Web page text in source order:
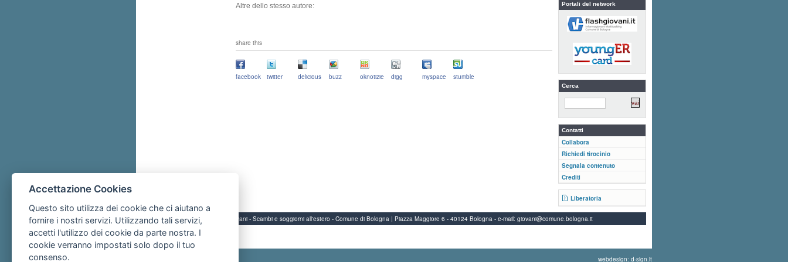
Altre dello stesso autore:
share this
facebook twitter delicious buzz oknotizie digg myspace stumble
Portali del network
Cerca
Contatti
Collabora
Richiedi tirocinio
Segnala contenuto
Crediti
Liberatoria
Servizi per i giovani - Scambi e soggiorni all'estero - Comune di Bologna | Piazza Maggiore 6 - 40124 Bologna - e-mail: giovani@comune.bologna.it
webdesign: d-sign.it
Accettazione Cookies
Questo sito utilizza dei cookie che ci aiutano a
fornire i nostri servizi. Utilizzando tali servizi,
accetti l'utilizzo dei cookie da parte nostra. I
cookie verranno impostati solo dopo il tuo
consenso.